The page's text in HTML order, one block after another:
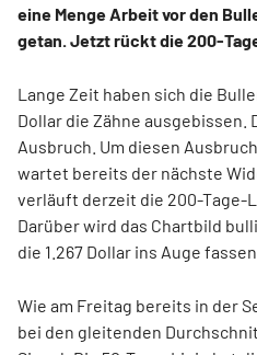
eine Menge Arbeit vor den
getan. Jetzt rückt die 200-
Lange Zeit haben sich die
Dollar die Zähne ausgebissen.
Ausbruch. Um diesen
wartet bereits der nächste
verläuft derzeit die 200-Tage-
Darüber wird das Chartbild
die 1.267 Dollar ins Auge fassen.
Wie am Freitag bereits in der
bei den gleitenden